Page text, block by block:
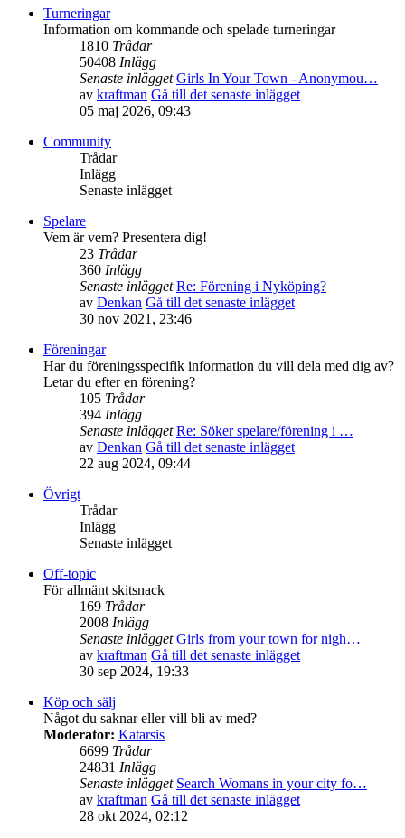
Turneringar
Information om kommande och spelade turneringar
1810 Trådar
50408 Inlägg
Senaste inlägget Girls In Your Town - Anonymou…
av kraftman Gå till det senaste inlägget
05 maj 2026, 09:43
Community
Trådar
Inlägg
Senaste inlägget
Spelare
Vem är vem? Presentera dig!
23 Trådar
360 Inlägg
Senaste inlägget Re: Förening i Nyköping?
av Denkan Gå till det senaste inlägget
30 nov 2021, 23:46
Föreningar
Har du föreningsspecifik information du vill dela med dig av?
Letar du efter en förening?
105 Trådar
394 Inlägg
Senaste inlägget Re: Söker spelare/förening i …
av Denkan Gå till det senaste inlägget
22 aug 2024, 09:44
Övrigt
Trådar
Inlägg
Senaste inlägget
Off-topic
För allmänt skitsnack
169 Trådar
2008 Inlägg
Senaste inlägget Girls from your town for nigh…
av kraftman Gå till det senaste inlägget
30 sep 2024, 19:33
Köp och sälj
Något du saknar eller vill bli av med?
Moderator: Katarsis
6699 Trådar
24831 Inlägg
Senaste inlägget Search Womans in your city fo…
av kraftman Gå till det senaste inlägget
28 okt 2024, 02:12